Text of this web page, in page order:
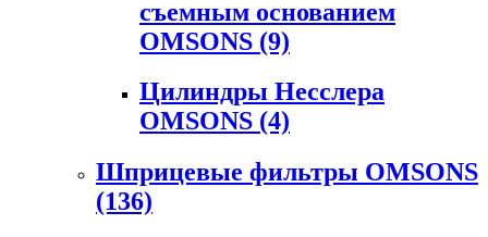
съемным основанием
OMSONS (9)
Цилиндры Несслера
OMSONS (4)
Шприцевые фильтры OMSONS
(136)